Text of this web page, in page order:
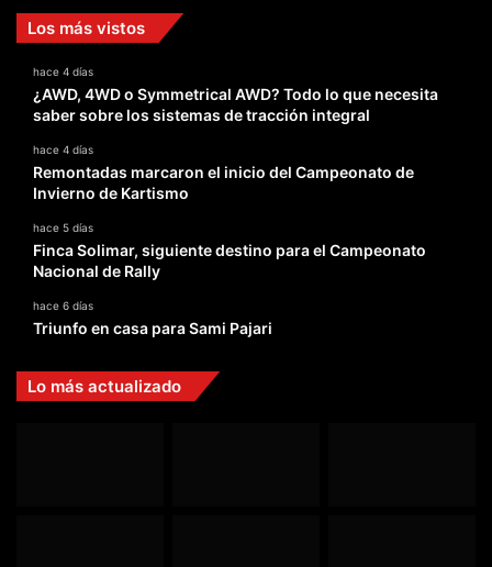
Los más vistos
hace 4 días
¿AWD, 4WD o Symmetrical AWD? Todo lo que necesita
saber sobre los sistemas de tracción integral
hace 4 días
Remontadas marcaron el inicio del Campeonato de
Invierno de Kartismo
hace 5 días
Finca Solimar, siguiente destino para el Campeonato
Nacional de Rally
hace 6 días
Triunfo en casa para Sami Pajari
Lo más actualizado